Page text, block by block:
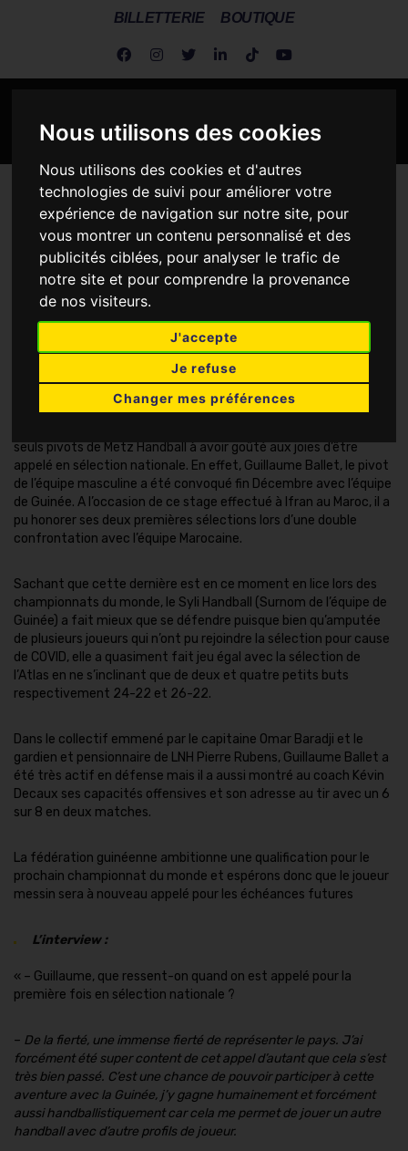
Nous utilisons des cookies
Nous utilisons des cookies et d'autres
technologies de suivi pour améliorer votre
expérience de navigation sur notre site, pour
vous montrer un contenu personnalisé et des
publicités ciblées, pour analyser le trafic de
notre site et pour comprendre la provenance
de nos visiteurs.
J'accepte
Je refuse
Changer mes préférences
BILLETTERIE BOUTIQUE
Metz Handball > Actus Association > Nationale 1 Masculine
Un nouvel international à Metz Handball.
UN NOUVEL
INTERNATIONAL À METZ
HANDBALL.
seuls pivots de Metz Handball à avoir goûté aux joies d’être
appelé en sélection nationale. En effet, Guillaume Ballet, le pivot
de l’équipe masculine a été convoqué fin Décembre avec l’équipe
de Guinée. A l’occasion de ce stage effectué à Ifran au Maroc, il a
pu honorer ses deux premières sélections lors d’une double
confrontation avec l’équipe Marocaine.
Sachant que cette dernière est en ce moment en lice lors des
championnats du monde, le Syli Handball (Surnom de l’équipe de
Guinée) a fait mieux que se défendre puisque bien qu’amputée
de plusieurs joueurs qui n’ont pu rejoindre la sélection pour cause
de COVID, elle a quasiment fait jeu égal avec la sélection de
l’Atlas en ne s’inclinant que de deux et quatre petits buts
respectivement 24-22 et 26-22.
Dans le collectif emmené par le capitaine Omar Baradji et le
gardien et pensionnaire de LNH Pierre Rubens, Guillaume Ballet a
été très actif en défense mais il a aussi montré au coach Kévin
Decaux ses capacités offensives et son adresse au tir avec un 6
sur 8 en deux matches.
La fédération guinéenne ambitionne une qualification pour le
prochain championnat du monde et espérons donc que le joueur
messin sera à nouveau appelé pour les échéances futures
L’interview :
« – Guillaume, que ressent-on quand on est appelé pour la
première fois en sélection nationale ?
– De la fierté, une immense fierté de représenter le pays. J’ai
forcément été super content de cet appel d’autant que cela s’est
très bien passé. C’est une chance de pouvoir participer à cette
aventure avec la Guinée, j’y gagne humainement et forcément
aussi handballistiquement car cela me permet de jouer un autre
handball avec d’autre profils de joueur.